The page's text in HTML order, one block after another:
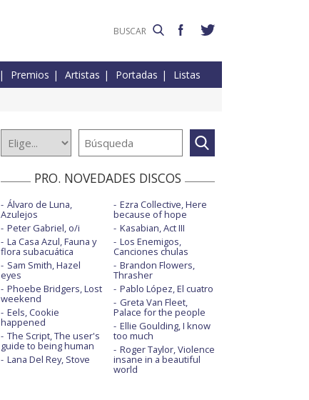
Premios Artistas Portadas Listas
PRO. NOVEDADES DISCOS
Álvaro de Luna,
Azulejos
Peter Gabriel, o/i
La Casa Azul, Fauna y
flora subacuática
Sam Smith, Hazel
eyes
Phoebe Bridgers, Lost
weekend
Eels, Cookie
happened
The Script, The user's
guide to being human
Lana Del Rey, Stove
Ezra Collective, Here
because of hope
Kasabian, Act III
Los Enemigos,
Canciones chulas
Brandon Flowers,
Thrasher
Pablo López, El cuatro
Greta Van Fleet,
Palace for the people
Ellie Goulding, I know
too much
Roger Taylor, Violence
insane in a beautiful
world